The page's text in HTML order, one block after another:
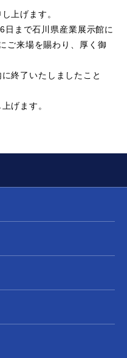
上げます。
まで石川県産業展示館に
ご来場を賜わり、厚く御
終了いたしましたこと
げます。